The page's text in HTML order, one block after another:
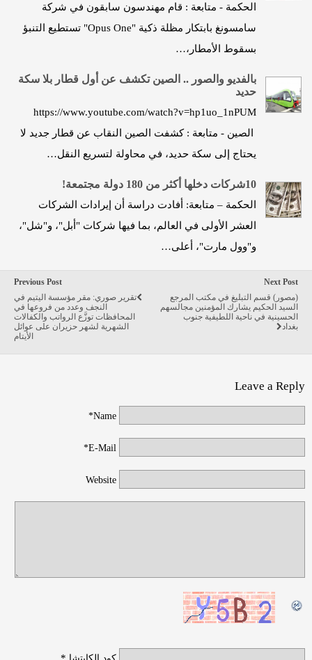
الحكمة - متابعة : قام مهندسون سابقون في شركة
سامسونغ بابتكار مظلة ذكية "Opus One" تستطيع التنبؤ
بسقوط الأمطار،…
بالفديو والصور .. الصين تكشف عن أول قطار بلا سكة
حديد
https://www.youtube.com/watch?v=hp1uo_1nPUM
الصين - متابعة : كشفت الصين النقاب عن قطار جديد لا
يحتاج إلى سكة حديد، في محاولة لتسريع النقل…
10شركات دخلها أكثر من 180 دولة مجتمعة!
الحكمة – متابعة: أفادت دراسة أن إيرادات الشركات
العشر الأولى في العالم، بما فيها شركات "أبل"، و"شل"،
و"وول مارت"، أعلى…
Previous Post
تقرير صوري: مقر مؤسسة اليتيم في
النجف وعدد من فروعها في
المحافظات توزَّع الرواتب والكفالات
الشهرية لشهر حزيران على عوائل
الأيتام
Next Post
(مصور) قسم التبليغ في مكتب المرجع
السيد الحكيم يشارك المؤمنين مجالسهم
الحسينية في ناحية اللطيفية جنوب
بغداد
Leave a Reply
Name*
E-Mail*
Website
كود الكابتشا *